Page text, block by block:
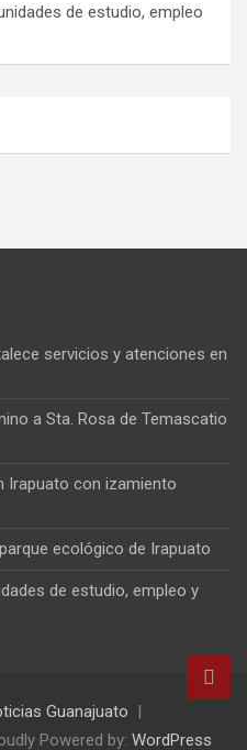
de estudio, empleo
servicios y atenciones en
a Sta. Rosa de Temascatio
Irapuato con izamiento
ecológico de Irapuato
de estudio, empleo y
Guanajuato
Powered by: WordPress